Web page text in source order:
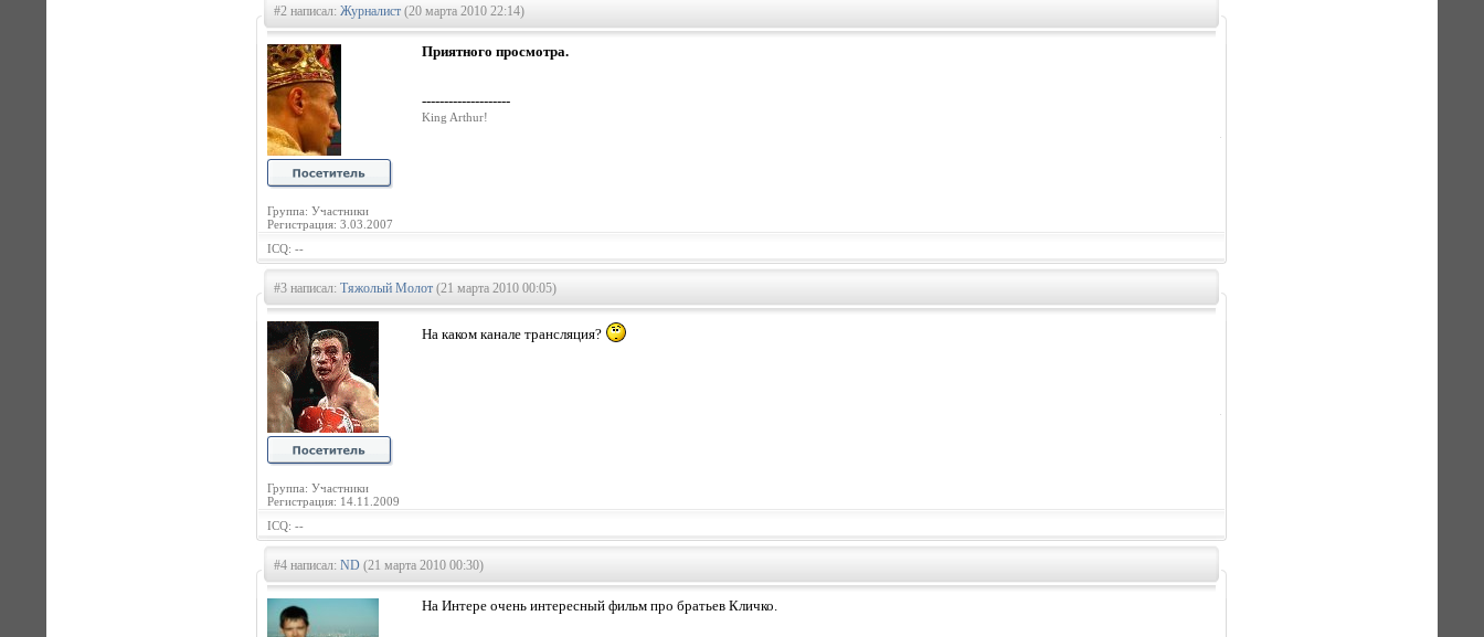
#2 написал: Журналист (20 марта 2010 22:14)
Группа: Участники
Регистрация: 3.03.2007
Приятного просмотра.
--------------------
King Arthur!
ICQ: --
#3 написал: Тяжолый Молот (21 марта 2010 00:05)
Группа: Участники
Регистрация: 14.11.2009
На каком канале трансляция?
ICQ: --
#4 написал: ND (21 марта 2010 00:30)
На Интере очень интересный фильм про братьев Кличко.